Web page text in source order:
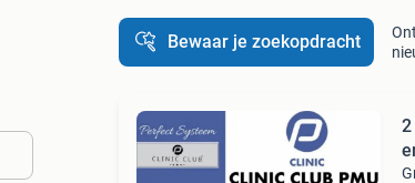
Bewaar je zoekopdracht
2